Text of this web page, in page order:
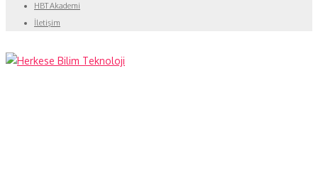
HBT Akademi
İletişim